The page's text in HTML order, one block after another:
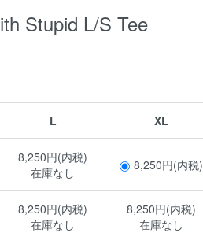
Stupid L/S Tee
L XL
8,250円(内税)
在庫なし
8,250円(内税)
8,250円(内税)
在庫なし
8,250円(内税)
在庫なし